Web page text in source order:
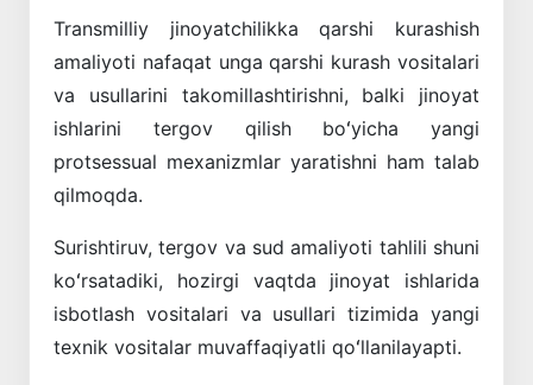
Transmilliy jinoyatchilikka qarshi kurashish
amaliyoti nafaqat unga qarshi kurash vositalari
va usullarini takomillashtirishni, balki jinoyat
ishlarini tergov qilish boʻyicha yangi
protsessual mexanizmlar yaratishni ham talab
qilmoqda.
Surishtiruv, tergov va sud amaliyoti tahlili shuni
koʻrsatadiki, hozirgi vaqtda jinoyat ishlarida
isbotlash vositalari va usullari tizimida yangi
texnik vositalar muvaffaqiyatli qoʻllanilayapti.